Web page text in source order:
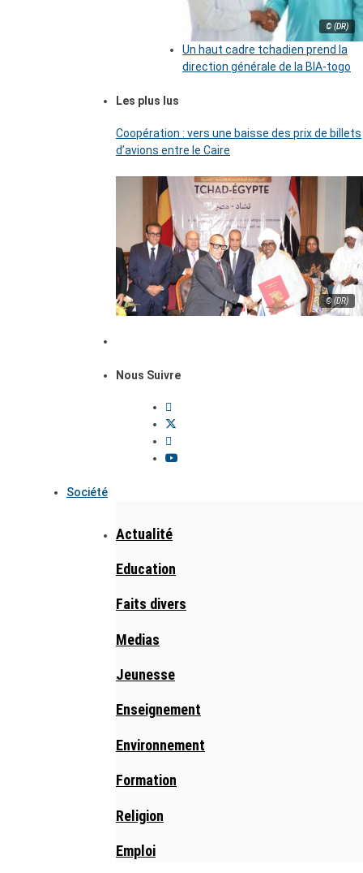
© (DR)
Un haut cadre tchadien prend la
direction générale de la BIA-togo
Les plus lus
Coopération : vers une baisse des prix de billets
d’avions entre le Caire
© (DR)
Nous Suivre
Société
Actualité
Education
Faits divers
Medias
Jeunesse
Enseignement
Environnement
Formation
Religion
Emploi